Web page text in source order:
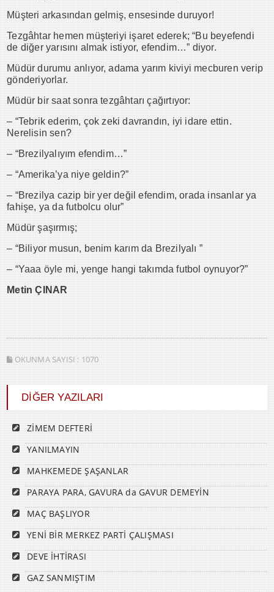
Müşteri arkasından gelmiş, ensesinde duruyor!
Tezgâhtar hemen müşteriyi işaret ederek; “Bu beyefendi
de diğer yarısını almak istiyor, efendim…” diyor.
Müdür durumu anlıyor, adama yarım kiviyi mecburen verip
gönderiyorlar.
Müdür bir saat sonra tezgâhtarı çağırtıyor:
– “Tebrik ederim, çok zeki davrandın, iyi idare ettin.
Nerelisin sen?
– “Brezilyalıyım efendim…”
– “Amerika’ya niye geldin?”
– “Brezilya cazip bir yer değil efendim, orada insanlar ya
fahişe, ya da futbolcu olur”
Müdür şaşırmış;
– “Biliyor musun, benim karım da Brezilyalı ”
– “Yaaa öyle mi, yenge hangi takımda futbol oynuyor?”
Metin ÇINAR
OKUNMA SAYISI : 1070
DİĞER YAZILARI
ZİMEM DEFTERİ
YANILMAYIN
MAHKEMEDE ŞAŞANLAR
PARAYA PARA, GAVURA da GAVUR DEMEYİN
MAÇ BAŞLIYOR
YENİ BİR MERKEZ PARTİ ÇALIŞMASI
DEVE İHTİRASI
GAZ SANMIŞTIM